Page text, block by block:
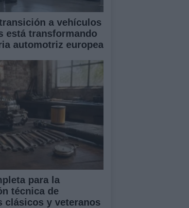
a vehículos
está transformando
automotriz europea
para la
técnica de
clásicos y veteranos